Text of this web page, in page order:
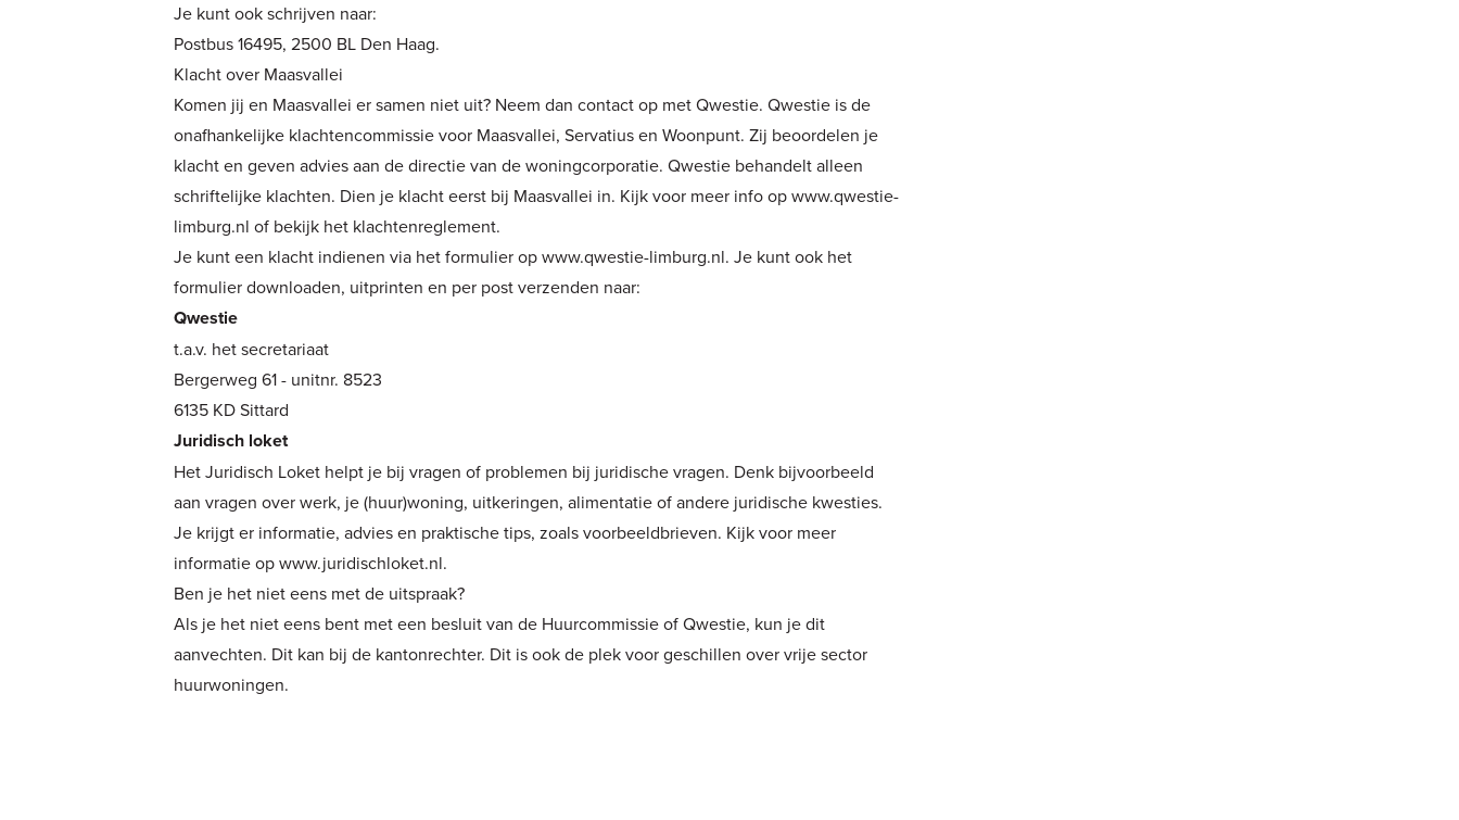
Je kunt ook schrijven naar:
Postbus 16495, 2500 BL Den Haag.
Klacht over Maasvallei
Komen jij en Maasvallei er samen niet uit? Neem dan contact op met Qwestie. Qwestie is de
onafhankelijke klachtencommissie voor Maasvallei, Servatius en Woonpunt. Zij beoordelen je
klacht en geven advies aan de directie van de woningcorporatie. Qwestie behandelt alleen
schriftelijke klachten. Dien je klacht eerst bij Maasvallei in. Kijk voor meer info opwww.qwestie-
limburg.nl of bekijk het klachtenreglement.
Je kunt een klacht indienen via het formulier opwww.qwestie-limburg.nl. Je kunt ook het
formulier downloaden, uitprinten en per post verzenden naar:
Qwestie
t.a.v. het secretariaat
Bergerweg 61 - unitnr. 8523
6135 KD Sittard
Juridisch loket
Het Juridisch Loket helpt je bij vragen of problemen bij juridische vragen. Denk bijvoorbeeld
aan vragen over werk, je (huur)woning, uitkeringen, alimentatie of andere juridische kwesties.
Je krijgt er informatie, advies en praktische tips, zoals voorbeeldbrieven. Kijk voor meer
informatie opwww.juridischloket.nl.
Ben je het niet eens met de uitspraak?
Als je het niet eens bent met een besluit van de Huurcommissie of Qwestie, kun je dit
aanvechten. Dit kan bij de kantonrechter. Dit is ook de plek voor geschillen over vrije sector
huurwoningen.